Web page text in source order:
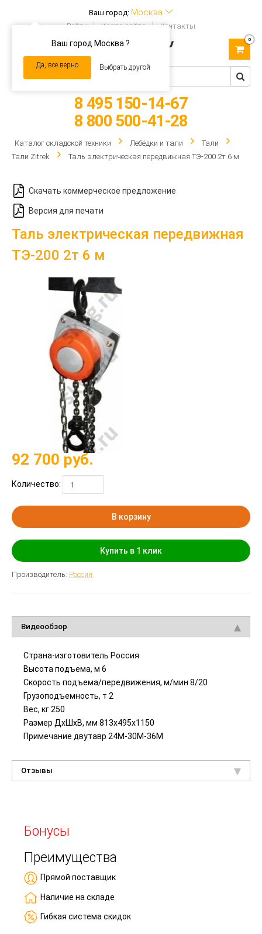
Ваш город: Москва
Ваш город Москва ?
Да, все верно Выбрать другой
Войти Карта сайта Контакты
navigation
0
8 495 150-14-67
8 800 500-41-28
Каталог складской техники Лебёдки и тали
Тали
Тали Zitrek
Таль электрическая передвижная ТЭ-200 2т 6 м
Скачать коммерческое предложение
Версия для печати
Таль электрическая передвижная
ТЭ-200 2т 6 м
92 700 руб.
Количество:
В корзину
Купить в 1 клик
Производитель: Россия
Видеообзор
Страна-изготовитель Россия
Высота подъема, м 6
Скорость подъема/передвижения, м/мин 8/20
Грузоподъемность, т 2
Вес, кг 250
Размер ДхШхВ, мм 813х495х1150
Примечание двутавр 24М-30М-36М
Отзывы
Бонусы
Преимущества
Прямой поставщик
Наличие на складе
Гибкая система скидок